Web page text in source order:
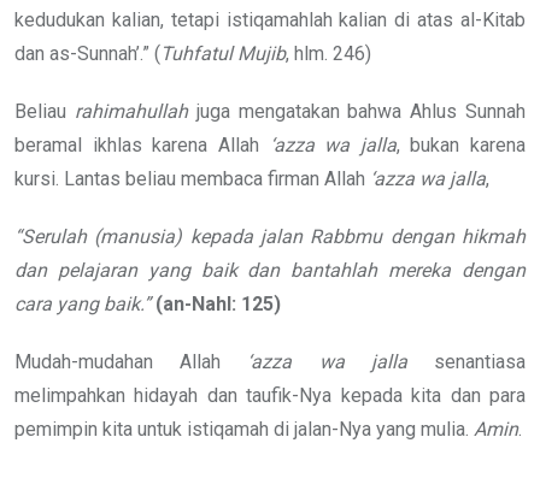
kedudukan kalian, tetapi istiqamahlah kalian di atas al-Kitab
dan as-Sunnah’.” ( Tuhfatul Mujib, hlm. 246)
Beliau rahimahullahjuga mengatakan bahwa Ahlus Sunnah
beramal ikhlas karena Allah
‘azza wa jalla, bukan karena
kursi. Lantas beliau membaca firman Allah ‘azza wa jalla,
“Serulah (manusia) kepada jalan Rabbmu dengan hikmah
dan pelajaran yang baik dan bantahlah mereka dengan
cara yang baik.”(an-Nahl: 125)
Mudah-mudahan Allah ‘azza wa jallasenantiasa
melimpahkan hidayah dan taufik-Nya kepada kita dan para
pemimpin kita untuk istiqamah di jalan-Nya yang mulia. Amin.